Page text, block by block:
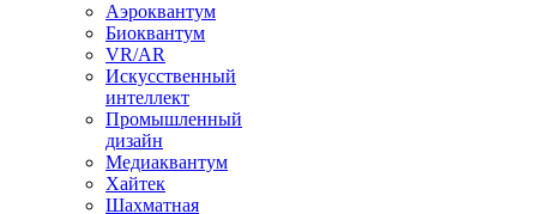
Аэроквантум
Биоквантум
VR/AR
Искусственный
интеллект
Промышленный
дизайн
Медиаквантум
Хайтек
Шахматная